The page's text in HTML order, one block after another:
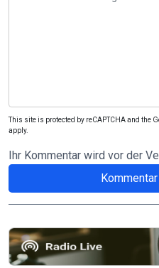
This site is protected by reCAPTCHA and the
apply.
Ihr Kommentar wird vor der